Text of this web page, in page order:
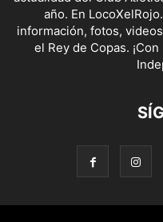
año. En
información, fotos,
el Rey de Copas.